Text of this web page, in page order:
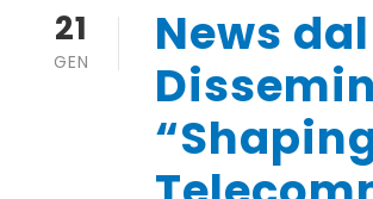
21
GEN
News